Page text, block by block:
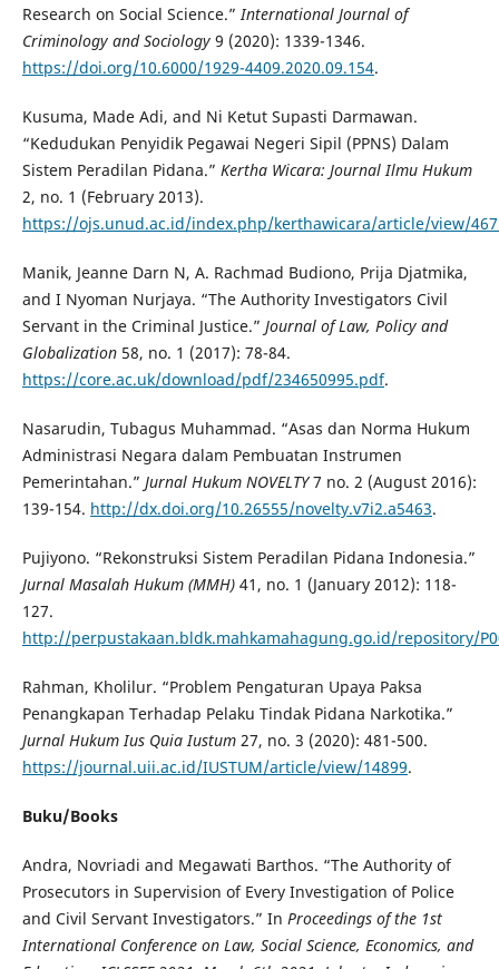
Research on Social Science.”International Journal of
Criminology and Sociology 9 (2020): 1339-1346.
https://doi.org/10.6000/1929-4409.2020.09.154.
Kusuma, Made Adi, and Ni Ketut Supasti Darmawan.
“Kedudukan Penyidik Pegawai Negeri Sipil (PPNS) Dalam
Sistem Peradilan Pidana.” Kertha Wicara: Journal Ilmu Hukum
2, no. 1 (February 2013).
https://ojs.unud.ac.id/index.php/kerthawicara/article/view/
Manik, Jeanne Darn N, A. Rachmad Budiono, Prija Djatmika,
and I Nyoman Nurjaya. “The Authority Investigators Civil
Servant in the Criminal Justice.” Journal of Law, Policy and
Globalization58, no. 1 (2017): 78-84.
https://core.ac.uk/download/pdf/234650995.pdf.
Nasarudin, Tubagus Muhammad. “Asas dan Norma Hukum
Administrasi Negara dalam Pembuatan Instrumen
Pemerintahan.” Jurnal Hukum NOVELTY7 no. 2 (August 2016):
139-154. http://dx.doi.org/10.26555/novelty.v7i2.a5463.
Pujiyono. “Rekonstruksi Sistem Peradilan Pidana Indonesia.”
Jurnal Masalah Hukum (MMH)41, no. 1 (January 2012): 118-
127.
http://perpustakaan.bldk.mahkamahagung.go.id/repository/
Rahman, Kholilur. “Problem Pengaturan Upaya Paksa
Penangkapan Terhadap Pelaku Tindak Pidana Narkotika.”
Jurnal Hukum Ius Quia Iustum27, no. 3 (2020): 481-500.
https://journal.uii.ac.id/IUSTUM/article/view/14899.
Buku/Books
Andra, Novriadi and Megawati Barthos. “The Authority of
Prosecutors in Supervision of Every Investigation of Police
and Civil Servant Investigators.” In Proceedings of the 1st
International Conference on Law, Social Science, Economics, and